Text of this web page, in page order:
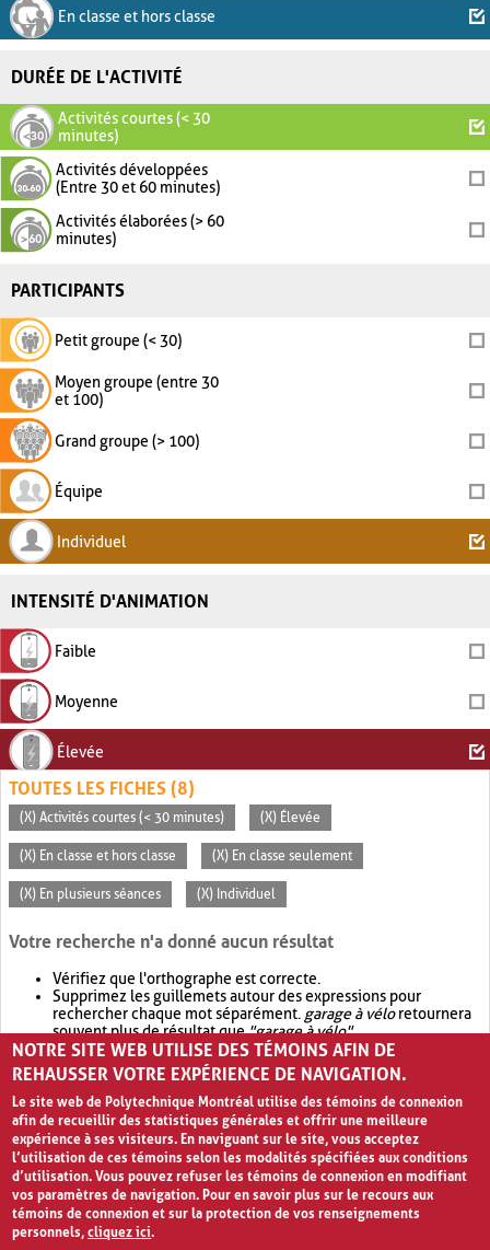
En classe et hors classe
DURÉE DE L'ACTIVITÉ
Activités courtes (< 30
minutes)
Activités développées
(Entre 30 et 60 minutes)
Activités élaborées (> 60
minutes)
PARTICIPANTS
Petit groupe (< 30)
Moyen groupe (entre 30
et 100)
Grand groupe (> 100)
Équipe
Individuel
INTENSITÉ D'ANIMATION
Faible
Moyenne
Élevée
TOUTES LES FICHES (8)
(X) Activités courtes (< 30 minutes) (X) Élevée
(X) En classe et hors classe (X) En classe seulement
(X) En plusieurs séances (X) Individuel
Votre recherche n'a donné aucun résultat
Vérifiez que l'orthographe est correcte.
Supprimez les guillemets autour des expressions pour
rechercher chaque mot séparément. garage à véloretournera
souvent plus de résultat que"garage à vélo".
Envisagez d'élargir votre recherche avec OR.garage OR vélo
retournera souvent plus de résultat quegarage à vélo
NOTRE SITE WEB UTILISE DES TÉMOINS AFIN DE
REHAUSSER VOTRE EXPÉRIENCE DE NAVIGATION.
Le site web de Polytechnique Montréal utilise des témoins de connexion
afin de recueillir des statistiques générales et offrir une meilleure
expérience à ses visiteurs. En naviguant sur le site, vous acceptez
l’utilisation de ces témoins selon les modalités spécifiées aux conditions
d’utilisation. Vous pouvez refuser les témoins de connexion en modifiant
vos paramètres de navigation. Pour en savoir plus sur le recours aux
témoins de connexion et sur la protection de vos renseignements
personnels,cliquez ici.